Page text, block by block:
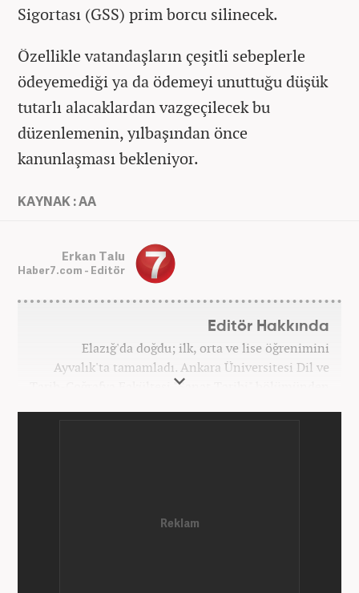
Sigortası (GSS) prim borcu silinecek.
Özellikle vatandaşların çeşitli sebeplerle
ödeyemediği ya da ödemeyi unuttuğu düşük
tutarlı alacaklardan vazgeçilecek bu
düzenlemenin, yılbaşından önce
kanunlaşması bekleniyor.
KAYNAK : AA
Erkan Talu
Haber7.com - Editör
Editör Hakkında
Elazığ'da doğdu; ilk, orta ve lise öğrenimini
Ayvalık'ta tamamladı. Ankara Üniversitesi Dil ve
Tarih-Coğrafya Fakültesi "Sanat Tarihi" bölümünden